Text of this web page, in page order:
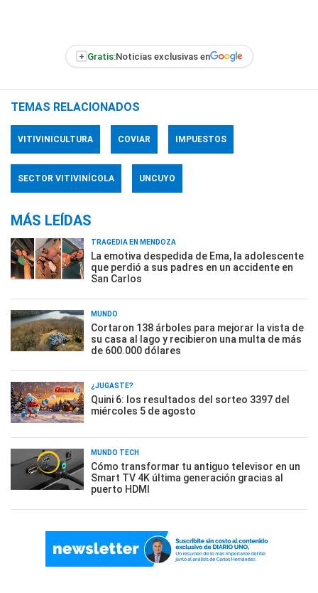
+ Gratis:Noticias exclusivas en
TEMAS RELACIONADOS
VITIVINICULTURA COVIAR IMPUESTOS
SECTOR VITIVINÍCOLA UNCUYO
MÁS LEÍDAS
TRAGEDIA EN MENDOZA
La emotiva despedida de Ema, la adolescente
que perdió a sus padres en un accidente en
San Carlos
MUNDO
Cortaron 138 árboles para mejorar la vista de
su casa al lago y recibieron una multa de más
de 600.000 dólares
¿JUGASTE?
Quini 6: los resultados del sorteo 3397 del
miércoles 5 de agosto
MUNDO TECH
Cómo transformar tu antiguo televisor en un
Smart TV 4K última generación gracias al
puerto HDMI